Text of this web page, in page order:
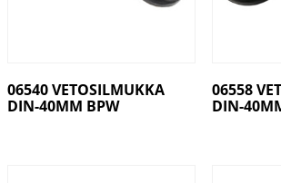
06540 VETOSILMUKKA
DIN-40MM BPW
06558
DIN-